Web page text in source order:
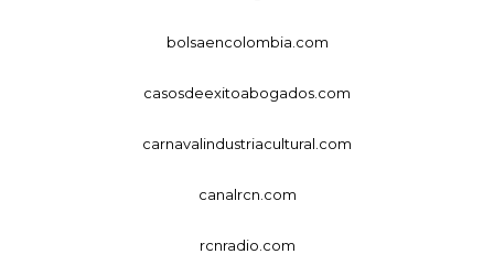
bolsaencolombia.com
casosdeexitoabogados.com
carnavalindustriacultural.com
canalrcn.com
rcnradio.com